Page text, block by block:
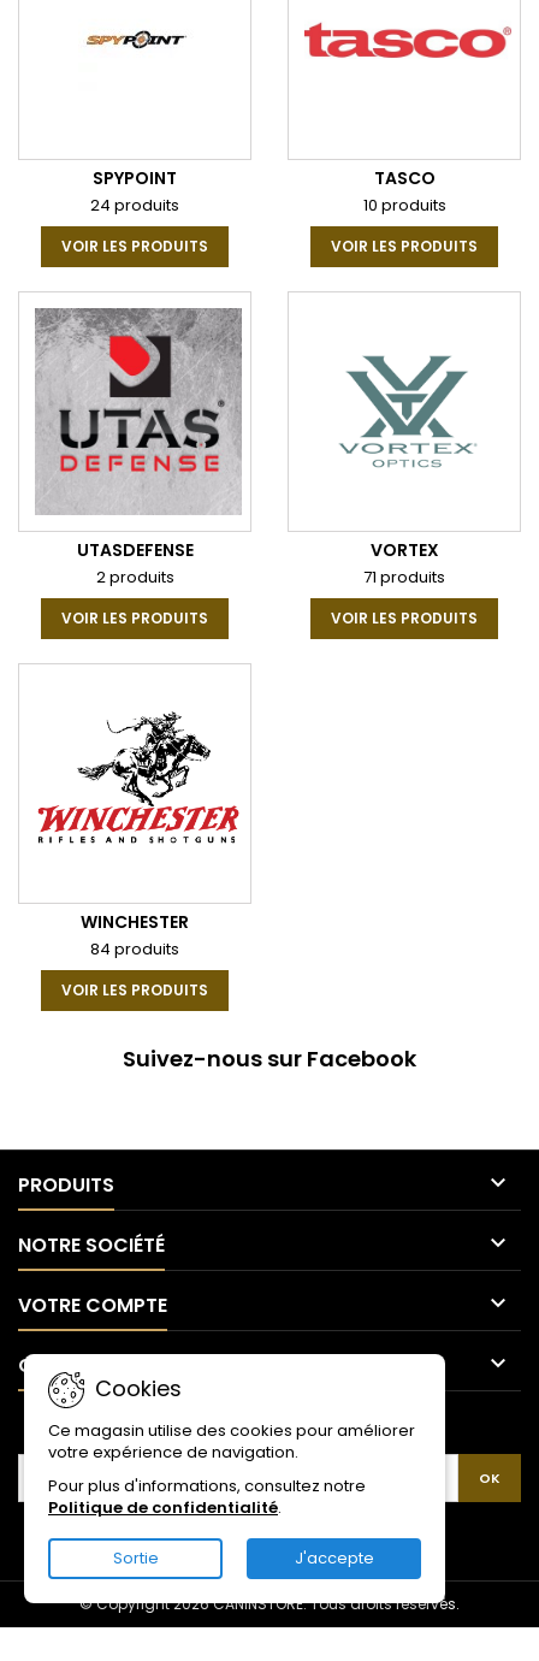
SPYPOINT
24 produits
VOIR LES PRODUITS
TASCO
10 produits
VOIR LES PRODUITS
UTASDEFENSE
2 produits
VOIR LES PRODUITS
VORTEX
71 produits
VOIR LES PRODUITS
WINCHESTER
84 produits
VOIR LES PRODUITS
Suivez-nous sur Facebook
PRODUITS 
NOTRE SOCIÉTÉ 
VOTRE COMPTE 
CONTACT 
Cookies
Ce magasin utilise des cookies pour améliorer
votre expérience de navigation.
Pour plus d'informations, consultez notre
Politique de confidentialité.
Sortie J'accepte
LETTRE D'INFORMATIONS
© Copyright 2026 CANINSTORE. Tous droits réservés.